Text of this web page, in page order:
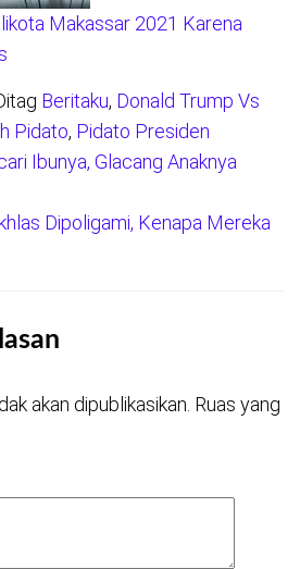
Makassar 2021 Karena
Beritaku, Donald Trump Vs
Pidato, Pidato Presiden
Ibunya, Glacang Anaknya
Dipoligami, Kenapa Mereka
akan dipublikasikan. Ruas yang